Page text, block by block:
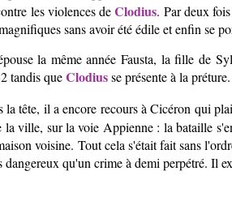
les violences deClodius. Par deux
sans avoir été édile et enfin se
la même année Fausta, la fille de
tandis queClodiusse présente à la préture.
la tête, il a encore recours à Cicéron qui
la ville, sur la voie Appienne : la bataille
voisine. Tout cela s'était fait sans
qu'un crime à demi perpétré. Il